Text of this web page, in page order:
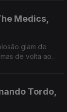
Medics,
glam de
Tordo,